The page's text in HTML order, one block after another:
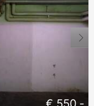
€ 550,-